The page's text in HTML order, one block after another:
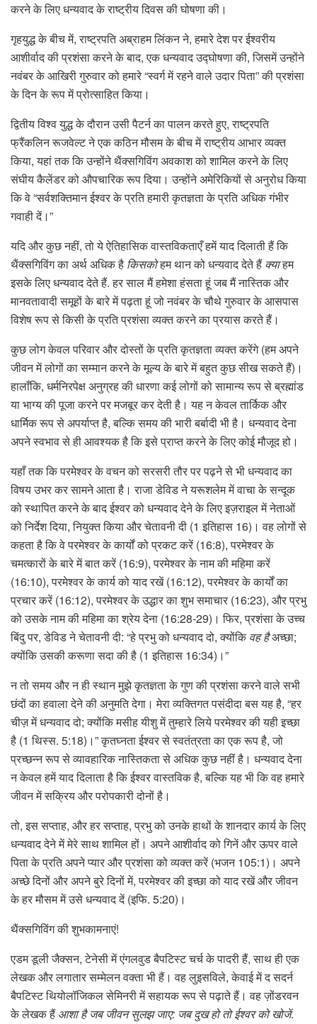
करने के लिए धन्यवाद के राष्ट्रीय दिवस की घोषणा की।
गृहयुद्ध के बीच में, राष्ट्रपति अब्राहम लिंकन ने, हमारे देश पर ईश्वरीय
आशीर्वाद की प्रशंसा करने के बाद, एक धन्यवाद उद्घोषणा की, जिसमें उन्होंने
नवंबर के आखिरी गुरुवार को हमारे “स्वर्ग में रहने वाले उदार पिता” की प्रशंसा
के दिन के रूप में प्रोत्साहित किया।
द्वितीय विश्व युद्ध के दौरान उसी पैटर्न का पालन करते हुए, राष्ट्रपति
फ्रैंकलिन रूजवेल्ट ने एक कठिन मौसम के बीच में राष्ट्रीय आभार व्यक्त
किया, यहां तक ​​​​कि उन्होंने थैंक्सगिविंग अवकाश को शामिल करने के लिए
संघीय कैलेंडर को औपचारिक रूप दिया। उन्होंने अमेरिकियों से अनुरोध किया
कि वे “सर्वशक्तिमान ईश्वर के प्रति हमारी कृतज्ञता के प्रति अधिक गंभीर
गवाही दें।”
यदि और कुछ नहीं, तो ये ऐतिहासिक वास्तविकताएँ हमें याद दिलाती हैं कि
थैंक्सगिविंग का अर्थ अधिक है किसकोहम थान को धन्यवाद देते हैंक्याहम
इसके लिए धन्यवाद देते हैं. हर साल मैं हमेशा हंसता हूं जब मैं नास्तिक और
मानवतावादी समूहों के बारे में पढ़ता हूं जो नवंबर के चौथे गुरुवार के आसपास
विशेष रूप से किसी के प्रति प्रशंसा व्यक्त करने का प्रयास करते हैं।
कुछ लोग केवल परिवार और दोस्तों के प्रति कृतज्ञता व्यक्त करेंगे (हम अपने
जीवन में लोगों का सम्मान करने के मूल्य के बारे में बहुत कुछ सीख सकते हैं)।
हालाँकि, धर्मनिरपेक्ष अनुग्रह की धारणा कई लोगों को सामान्य रूप से ब्रह्मांड
या भाग्य की पूजा करने पर मजबूर कर देती है। यह न केवल तार्किक और
धार्मिक रूप से अपर्याप्त है, बल्कि समय की भारी बर्बादी भी है। धन्यवाद देना
अपने स्वभाव से ही आवश्यक है कि इसे प्राप्त करने के लिए कोई मौजूद हो।
यहाँ तक कि परमेश्वर के वचन को सरसरी तौर पर पढ़ने से भी धन्यवाद का
विषय उभर कर सामने आता है। राजा डेविड ने यरूशलेम में वाचा के सन्दूक
को स्थापित करने के बाद ईश्वर को धन्यवाद देने के लिए इज़राइल में नेताओं
को निर्देश दिया, नियुक्त किया और चेतावनी दी (1 इतिहास 16)। वह लोगों से
कहता है कि वे परमेश्वर के कार्यों को प्रकट करें (16:8), परमेश्वर के
चमत्कारों के बारे में बात करें (16:9), परमेश्वर के नाम की महिमा करें
(16:10), परमेश्वर के कार्य को याद रखें (16:12), परमेश्वर के कार्यों का
प्रचार करें (16:12), परमेश्वर के उद्धार का शुभ समाचार (16:23), और प्रभु
को उसके नाम की महिमा का श्रेय देना (16:28-29)। फिर, प्रशंसा के उच्च
बिंदु पर, डेविड ने चेतावनी दी: “हे प्रभु को धन्यवाद दो, क्योंकिवह हैअच्छा;
क्योंकि उसकी करूणा सदा की है (1 इतिहास 16:34)।”
न तो समय और न ही स्थान मुझे कृतज्ञता के गुण की प्रशंसा करने वाले सभी
छंदों का हवाला देने की अनुमति देगा। मेरा व्यक्तिगत पसंदीदा बस यह है, “हर
चीज़ में धन्यवाद दो; क्योंकि मसीह यीशु में तुम्हारे लिये परमेश्वर की यही इच्छा
है (1 थिस्स. 5:18)।” कृतघ्नता ईश्वर से स्वतंत्रता का एक रूप है, जो
प्रच्छन्न रूप से व्यावहारिक नास्तिकता से अधिक कुछ नहीं है। धन्यवाद देना
न केवल हमें याद दिलाता है कि ईश्वर वास्तविक है, बल्कि यह भी कि वह हमारे
जीवन में सक्रिय और परोपकारी दोनों है।
तो, इस सप्ताह, और हर सप्ताह, प्रभु को उनके हाथों के शानदार कार्य के लिए
धन्यवाद देने में मेरे साथ शामिल हों। अपने आशीर्वाद को गिनें और ऊपर वाले
पिता के प्रति अपने प्यार और प्रशंसा को व्यक्त करें (भजन 105:1)। अपने
अच्छे दिनों और अपने बुरे दिनों में, परमेश्वर की इच्छा को याद रखें और जीवन
के हर मौसम में उसे धन्यवाद दें (इफि. 5:20)।
थैंक्सगिविंग की शुभकामनाएं!
एडम डूली जैक्सन, टेनेसी में एंगलवुड बैपटिस्ट चर्च के पादरी हैं, साथ ही एक
लेखक और लगातार सम्मेलन वक्ता भी हैं। वह लुइसविले, केवाई में द सदर्न
बैपटिस्ट थियोलॉजिकल सेमिनरी में सहायक रूप से पढ़ाते हैं। वह ज़ोंडरवन
के लेखक हैंआशा है जब जीवन सुलझ जाए: जब दुख हो तो ईश्वर को खोजें.